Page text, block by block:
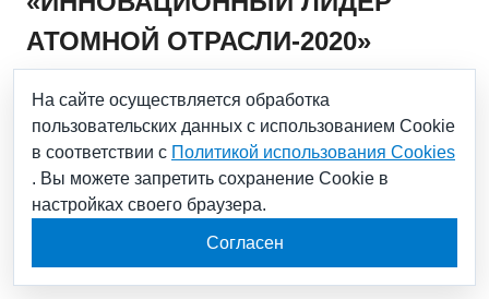
АТОМНОЙ ОТРАСЛИ-2020»
Денис Бутаков АО «ИРМ» и Егор Данилов АО
«НИИграфит» стали победителями и обладателями
основной премии в 200 тысяч рублей юбилейного Х
Конкурса «Инновационный лидер атомной
На сайте осуществляется обработка
пользовательских данных с использованием Cookie
в соответствии с Политикой использования Cookies
. Вы можете запретить сохранение Cookie в
настройках своего браузера.
Согласен